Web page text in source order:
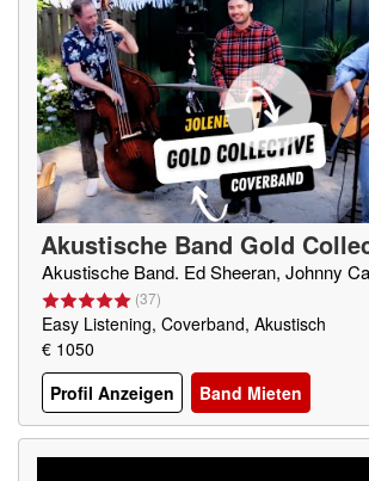
Akustische Band Gold
Akustische Band. Ed Sheeran, Johnny
(37)
Easy Listening, Coverband, Akustisch
€ 1050
Profil Anzeigen
Band Mieten